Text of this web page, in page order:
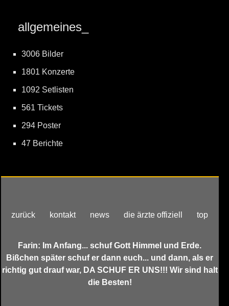
allgemeines_
3006 Bilder
1801 Konzerte
1092 Setlisten
561 Tickets
294 Poster
47 Berichte
zurück kontakt news die ärzte offiziell top
Farin: Im Anfang... schuf Gott Himmel und Erde.
Bißchen später schuf er dann euch... und dann, als er
richtig gut drauf war, DA SCHUF ER UNS!!! Wir sind halt
die Besten!